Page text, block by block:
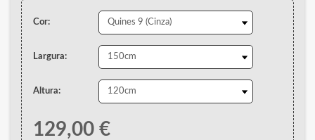
Cor:
Largura:
Altura:
129,00 €